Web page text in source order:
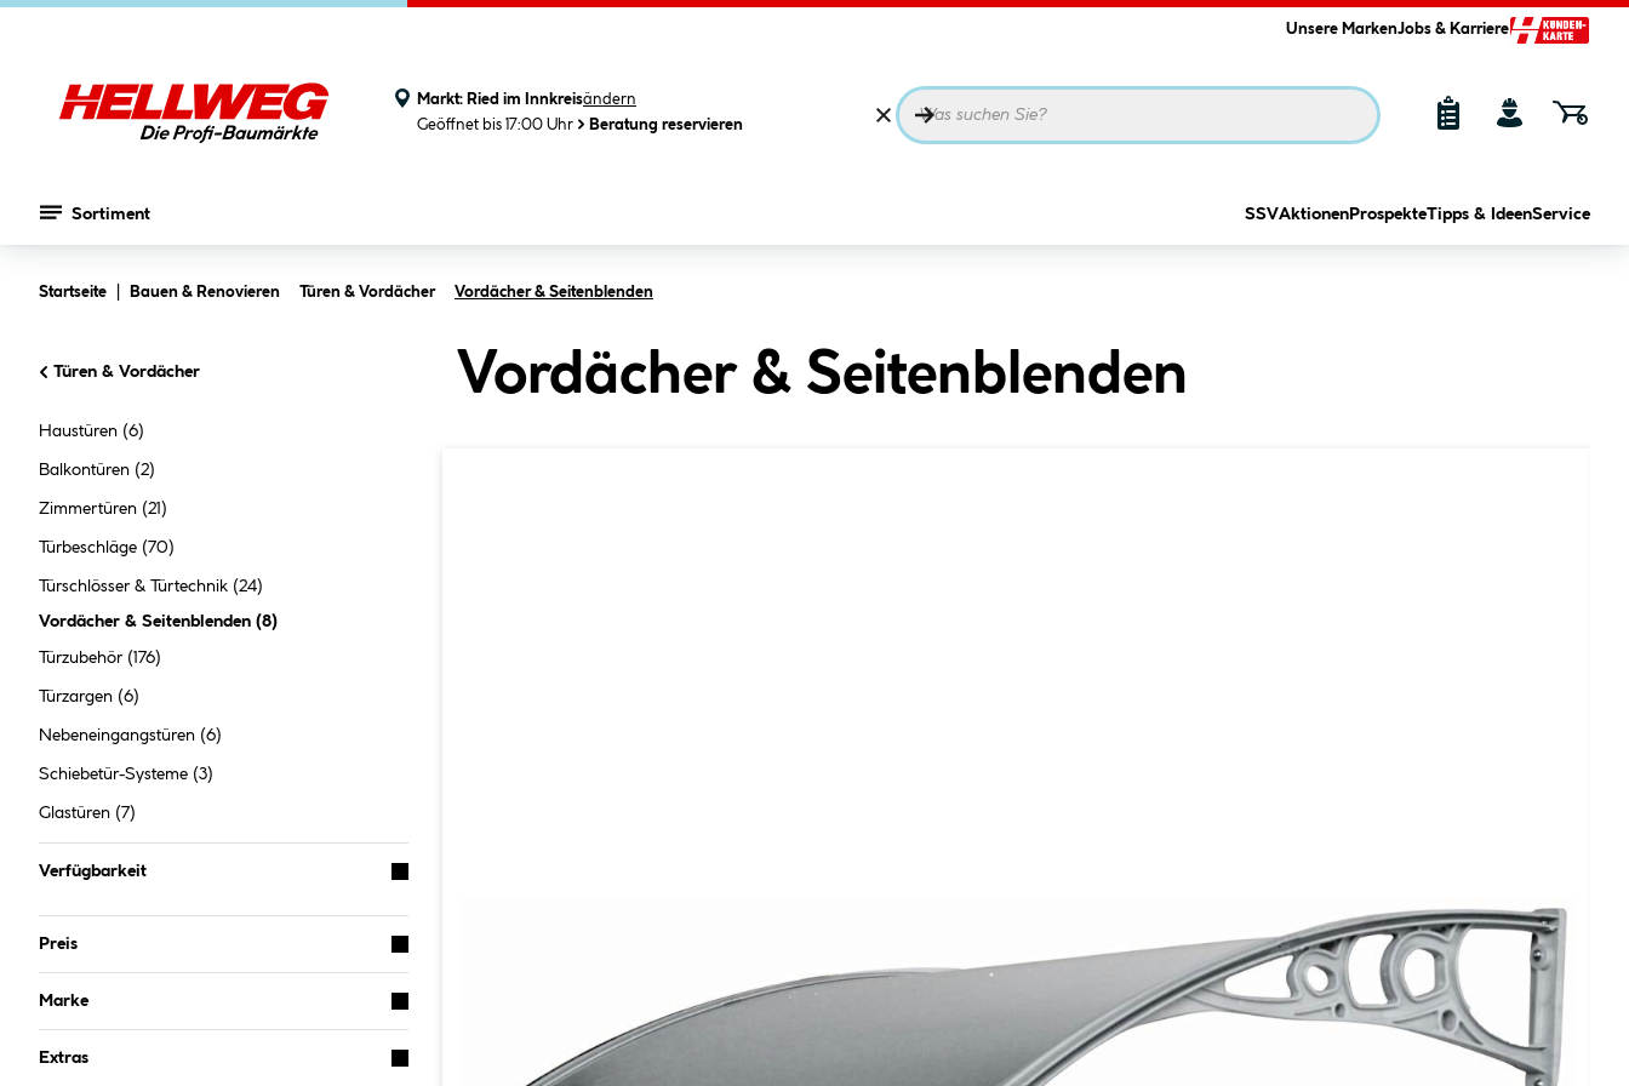
Unsere MarkenJobs & Karriere
Markt: Ried im Innkreisändern
Geöffnet bis 17:00 Uhr
Beratung reservieren
Sortiment SSVAktionen ProspekteTipps & IdeenService
Startseite Bauen & Renovieren Türen & Vordächer Vordächer & Seitenblenden
Türen & Vordächer
Haustüren (6)
Balkontüren (2)
Zimmertüren (21)
Türbeschläge (70)
Türschlösser & Türtechnik (24)
Vordächer & Seitenblenden (8)
Türzubehör (176)
Türzargen (6)
Nebeneingangstüren (6)
Schiebetür-Systeme (3)
Glastüren (7)
Verfügbarkeit
Preis
Marke
Extras
Vordächer & Seitenblenden